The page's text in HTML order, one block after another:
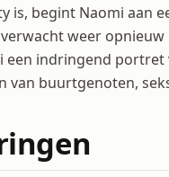
is, begint Naomi aan
weer
een indringend portret
van buurtgenoten,